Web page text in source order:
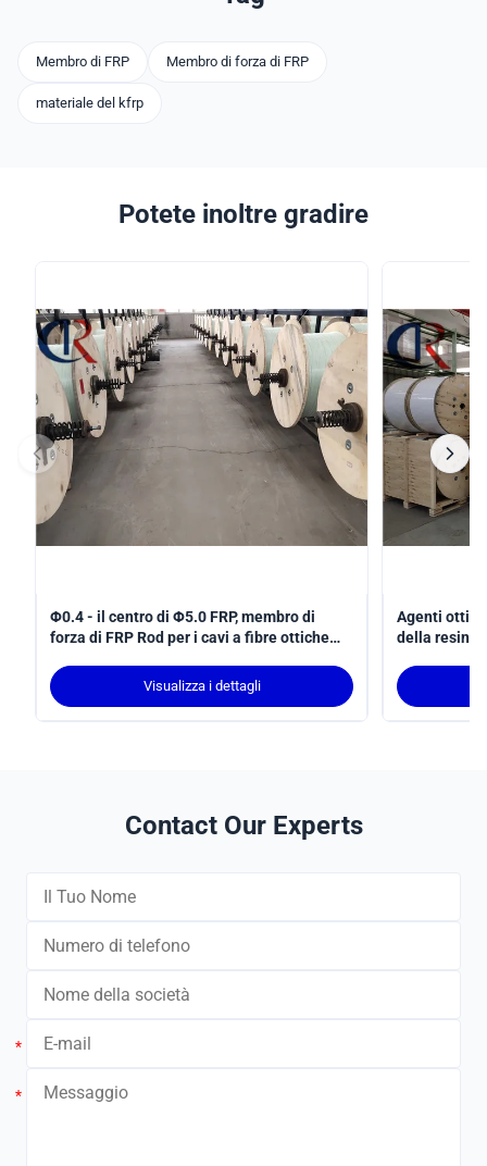
Membro di FRP Membro di forza di FRP
materiale del kfrp
Potete inoltre gradire
Φ0.4 - il centro di Φ5.0 FRP, membro di
forza di FRP Rod per i cavi a fibre ottiche
Visualizza i dettagli
Agenti ottici
della resina
Contact Our Experts
*
*